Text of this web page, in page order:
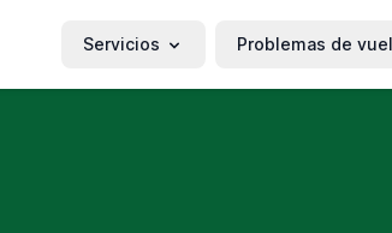
Servicios Problemas de